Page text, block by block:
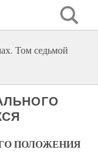
Том седьмой
ПОЛОЖЕНИЯ